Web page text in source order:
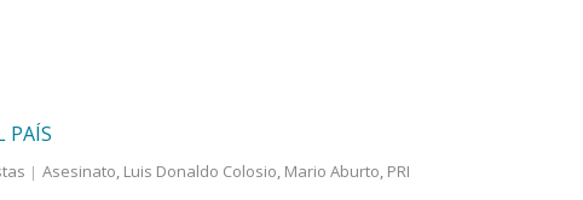
PAÍS
Asesinato Luis Donaldo Colosio Mario Aburto PRI